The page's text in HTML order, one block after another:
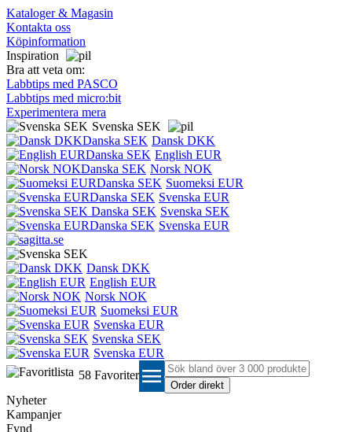
Kataloger & Magasin
Kontakta oss
Köpinformation
Inspiration
Bra att veta om:
Labbtips med PASCO
Labbtips med micro:bit
Experimentera mera
Svenska SEK
Dansk DKK
English EUR
Norsk NOK
Suomeksi EUR
Svenska EUR
Svenska SEK
Svenska EUR
Dansk DKK
English EUR
Norsk NOK
Suomeksi EUR
Svenska EUR
Svenska SEK
Svenska EUR
58 Favoriter menu
Nyheter
Kampanjer
Fynd